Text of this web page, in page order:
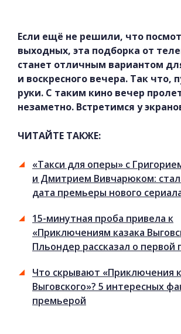
Если ещё не решили, что
выходных, эта подборка от
станет отличным вариантом
и воскресного вечера. Так что,
руки. С таким кино вечер
незаметно. Встретимся у
ЧИТАЙТЕ ТАКЖЕ:
«Такси для оперы» с
и Дмитрием Вивчарюком:
дата премьеры нового
15-минутная проба привела к
«Приключениям казака
Пльондер рассказал о первой
Что скрывают «Приключения
Выговского»? 5 интересных
премьерой